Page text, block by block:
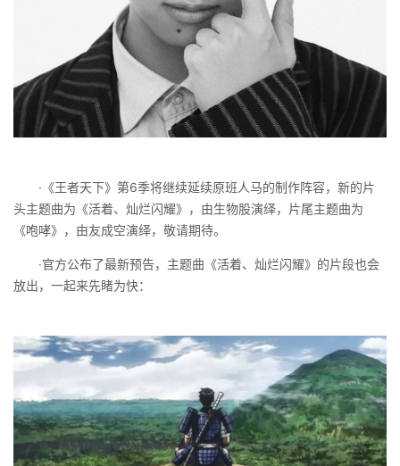
·《王者天下》第6季将继续延续原班人马的制作阵容，新的片
头主题曲为《活着、灿烂闪耀》，由生物股演绎，片尾主题曲为
《咆哮》，由友成空演绎，敬请期待。
·官方公布了最新预告，主题曲《活着、灿烂闪耀》的片段也会
放出，一起来先睹为快：